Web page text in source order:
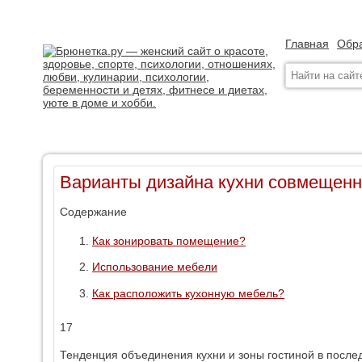
Главная
Варианты дизайна кухни
Содержание
Как зонировать помещение?
Использование мебели
Как расположить кухонную мебель?
17
Тенденция объединения кухни и зоны гостиной в